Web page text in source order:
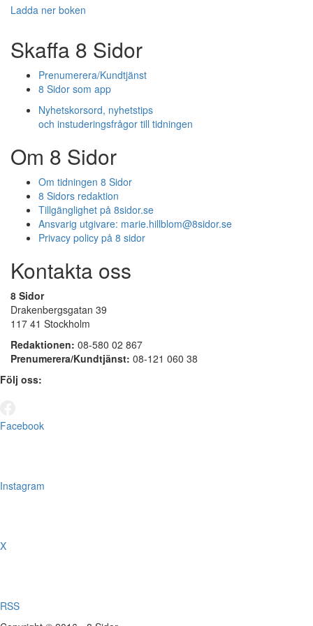
Ladda ner boken
Skaffa 8 Sidor
Prenumerera/Kundtjänst
8 Sidor som app
Nyhetskorsord, nyhetstips
och instuderingsfrågor till tidningen
Om 8 Sidor
Om tidningen 8 Sidor
8 Sidors redaktion
Tillgänglighet på 8sidor.se
Ansvarig utgivare: marie.hillblom@8sidor.se
Privacy policy på 8 sidor
Kontakta oss
8 Sidor
Drakenbergsgatan 39
117 41 Stockholm
Redaktionen: 08-580 02 867
Prenumerera/Kundtjänst: 08-121 060 38
Följ oss:
Facebook
Instagram
X
RSS